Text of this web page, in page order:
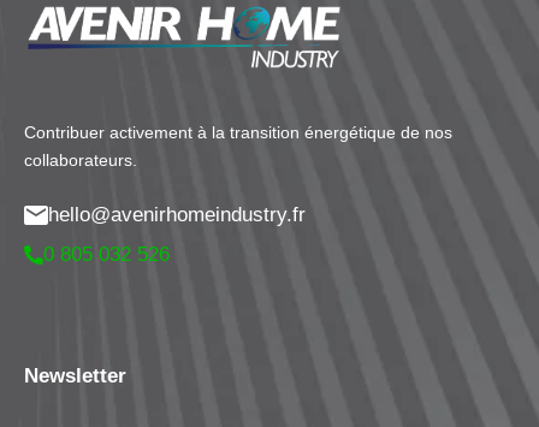
Contribuer activement à la transition énergétique de nos
collaborateurs.
hello@avenirhomeindustry.fr
0 805 032 526
Newsletter